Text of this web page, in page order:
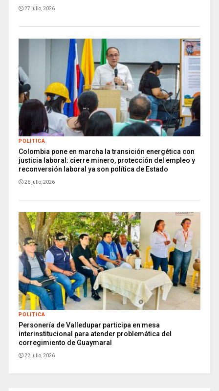
27 julio, 2026
POLITICA
Colombia pone en marcha la transición energética con
justicia laboral: cierre minero, protección del empleo y
reconversión laboral ya son política de Estado
26 julio, 2026
POLITICA
Personería de Valledupar participa en mesa
interinstitucional para atender problemática del
corregimiento de Guaymaral
22 julio, 2026